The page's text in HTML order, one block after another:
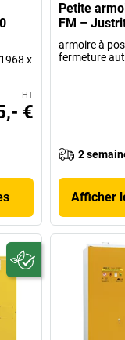
x
HT
€
Petite
FM –
armoire à
fermeture
2
Afficher